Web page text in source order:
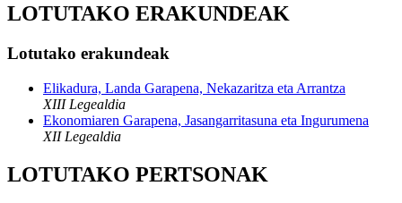
LOTUTAKO ERAKUNDEAK
Lotutako erakundeak
Elikadura, Landa Garapena, Nekazaritza eta Arrantza
XIII Legealdia
Ekonomiaren Garapena, Jasangarritasuna eta Ingurumena
XII Legealdia
LOTUTAKO PERTSONAK